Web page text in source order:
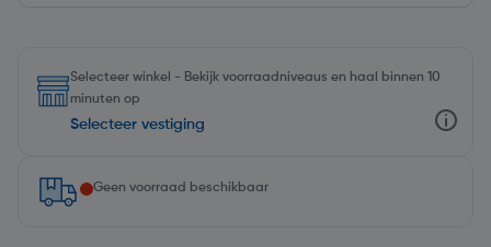
Selecteer winkel - Bekijk voorraadniveaus en haal binnen 10
minuten op
Selecteer vestiging
Geen voorraad beschikbaar